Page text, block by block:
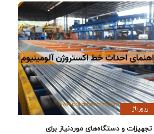
رپورتاژ
تجهیزات و دستگاه‌های موردنیاز برای